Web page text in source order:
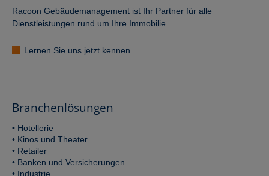
Racoon Gebäudemanagement ist Ihr Partner für alle
Dienstleistungen rund um Ihre Immobilie.
Lernen Sie uns jetzt kennen
Branchenlösungen
• Hotellerie
• Kinos und Theater
• Retailer
• Banken und Versicherungen
• Industrie